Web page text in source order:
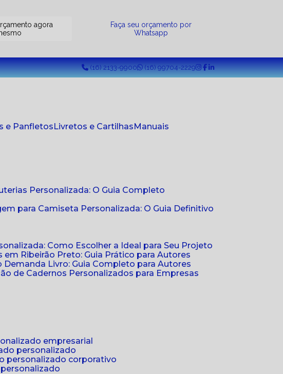
agora
Faça seu orçamento por
Whatsapp
(16) 2133-9900 (16) 99704-2229
e Panfletos Livretos e Cartilhas
Manuais
Personalizada: O Guia Completo
para Camiseta Personalizada: O Guia Definitivo
Como Escolher a Ideal para Seu Projeto
em Ribeirão Preto: Guia Prático para Autores
Demanda Livro: Guia Completo para Autores
de Cadernos Personalizados para Empresas
empresarial
personalizado
personalizado corporativo
personalizado